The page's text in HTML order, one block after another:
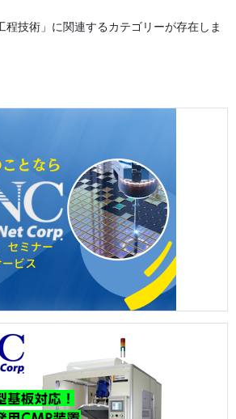
程技術」に関連するカテゴリーが存在しま